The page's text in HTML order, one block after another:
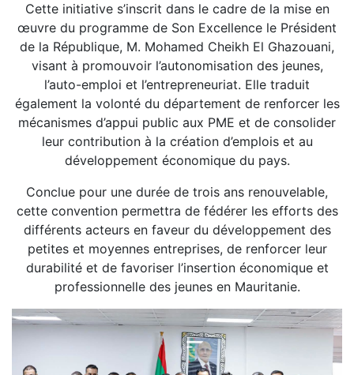
Cette initiative s’inscrit dans le cadre de la mise en
œuvre du programme de Son Excellence le Président
de la République, M. Mohamed Cheikh El Ghazouani,
visant à promouvoir l’autonomisation des jeunes,
l’auto-emploi et l’entrepreneuriat. Elle traduit
également la volonté du département de renforcer les
mécanismes d’appui public aux PME et de consolider
leur contribution à la création d’emplois et au
développement économique du pays.
Conclue pour une durée de trois ans renouvelable,
cette convention permettra de fédérer les efforts des
différents acteurs en faveur du développement des
petites et moyennes entreprises, de renforcer leur
durabilité et de favoriser l’insertion économique et
professionnelle des jeunes en Mauritanie.